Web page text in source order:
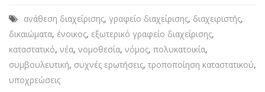
ανάθεση διαχείρισης, γραφείο διαχείρισης, διαχειριστής,
δικαιώματα, ένοικος, εξωτερικό γραφείο διαχείρισης,
καταστατικό, νέα, νομοθεσία, νόμος, πολυκατοικία,
συμβουλευτική, συχνές ερωτήσεις, τροποποίηση καταστατικού,
υποχρεώσεις